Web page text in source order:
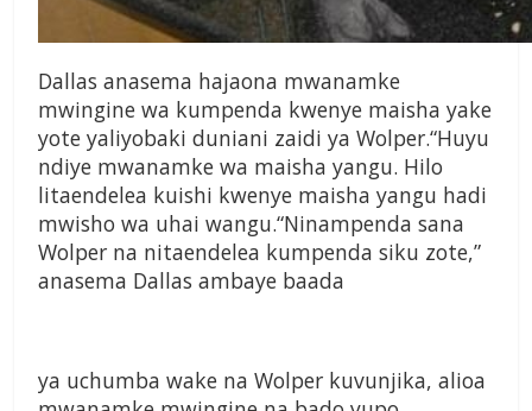
Dallas anasema hajaona mwanamke
mwingine wa kumpenda kwenye maisha yake
yote yaliyobaki duniani zaidi ya Wolper.“Huyu
ndiye mwanamke wa maisha yangu. Hilo
litaendelea kuishi kwenye maisha yangu hadi
mwisho wa uhai wangu.“Ninampenda sana
Wolper na nitaendelea kumpenda siku zote,”
anasema Dallas ambaye baada
ya uchumba wake na Wolper kuvunjika, alioa